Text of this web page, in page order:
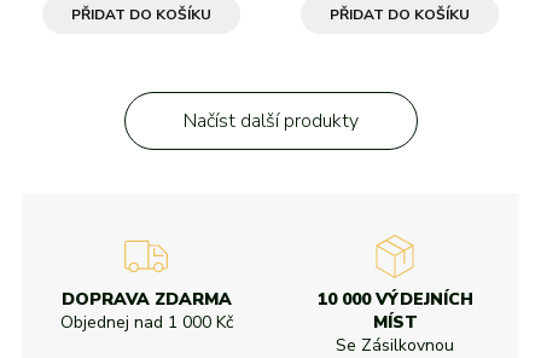
PŘIDAT DO KOŠÍKU
PŘIDAT DO KOŠÍKU
Načíst další produkty
DOPRAVA ZDARMA
Objednej nad 1 000 Kč
10 000 VÝDEJNÍCH
MÍST
Se Zásilkovnou